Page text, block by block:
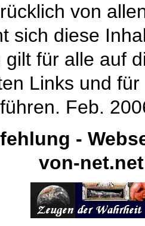
von
sich diese
gilt für alle auf
Links und
Feb.
-
von-net.net